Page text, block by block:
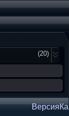
(20)
Версия